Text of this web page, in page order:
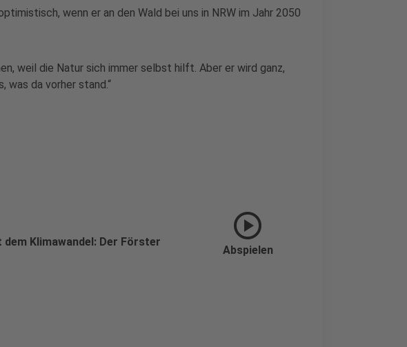
wenn er an den Wald bei uns in NRW im Jahr 2050
weil die Natur sich immer selbst hilft. Aber er wird ganz,
was da vorher stand.“
Klimawandel: Der Förster
play_circle
Abspielen